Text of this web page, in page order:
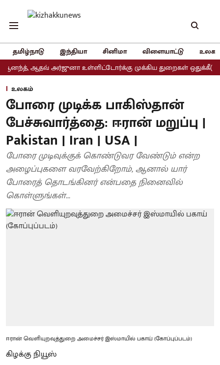
தமிழ்நாடு இந்தியா சினிமா விளையாட்டு
அர்ஜுனா உள்ளிட்டோர்க்கு முக்கிய துறைகள் ஒதுக்கீடு
உலகம்
போரை முடிக்க பாகிஸ்தான்
பேச்சுவார்த்தை: ஈரான் மறுப்பு |
Pakistan | Iran | USA |
போரை முடிவுக்குக் கொண்டுவர வேண்டும் என்ற
அழைப்புகளை வரவேற்கிறோம், ஆனால் யார்
போரைத் தொடங்கினர் என்பதை நினைவில்
கொள்ளுங்கள்...
ஈரான் வெளியுறவுத்துறை அமைச்சர் இஸ்மாயில் பகாய் (கோப்புப்படம்)
கிழக்கு நியூஸ்